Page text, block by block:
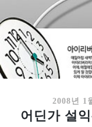
2008년 1
어딘가 설